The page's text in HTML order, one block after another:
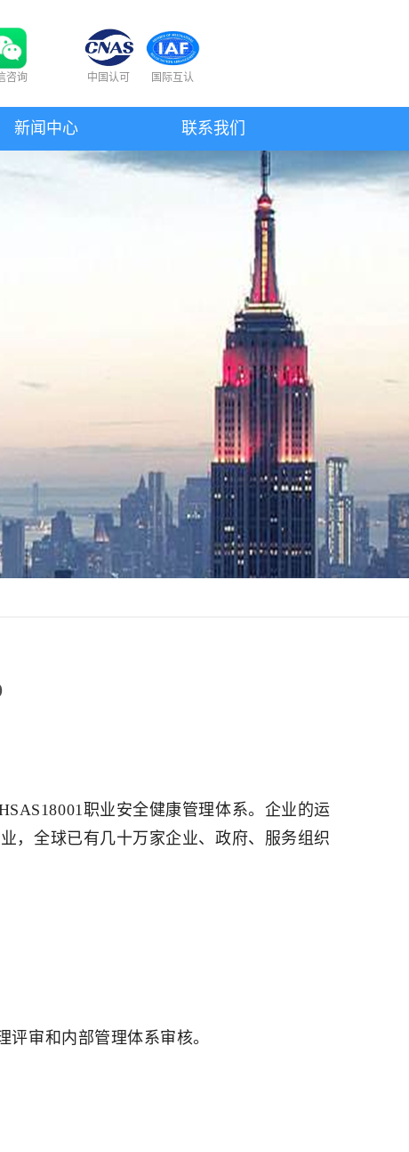
咨询 中国认可 国际互认
新闻中心 联系我们
职业安全健康管理体系。企业的运
，全球已有几十万家企业、政府、服务组织
审和内部管理体系审核。